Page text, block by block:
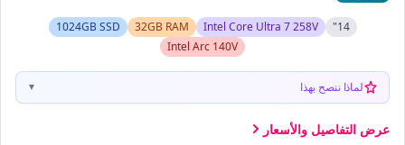
14"
Intel Core Ultra 7 258V
32GB RAM
1024GB SSD
Intel Arc 140V
لماذا ننصح بهذا ▼
عرض التفاصيل والأسعار